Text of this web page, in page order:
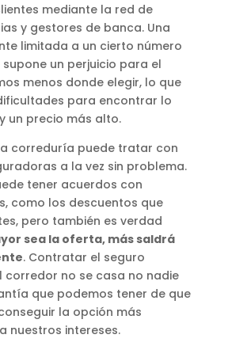
mediante la red de
y gestores de banca. Una
limitada a un cierto número
un perjuicio para el
menos donde elegir, lo que
para encontrar lo
un precio más alto.
correduría puede tratar con
a la vez sin problema.
tener acuerdos con
como los descuentos que
pero también es verdad
sea la oferta, más saldrá
. Contratar el seguro
corredor no se casa no nadie
que podemos tener de que
la opción más
nuestros intereses.